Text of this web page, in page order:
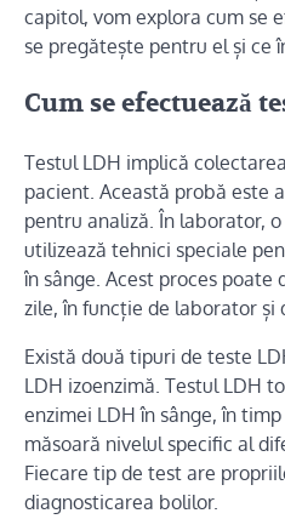
capitol, vom explora cum se
se pregătește pentru el și ce
Cum se efectuează
Testul LDH implică
pacient. Această probă este
pentru analiză. În laborator,
utilizează tehnici speciale
în sânge. Acest proces poate
zile, în funcție de laborator
Există două tipuri de teste
LDH izoenzimă. Testul LDH
enzimei LDH în sânge, în
măsoară nivelul specific al
Fiecare tip de test are
diagnosticarea bolilor.